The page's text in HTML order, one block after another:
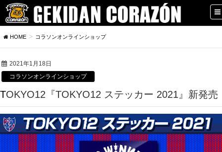
HOME コラソンオンラインショップ
2021年1月18日
コラソンオンラインショップ
TOKYO12『TOKYO12 ステッカー 2021』新発売